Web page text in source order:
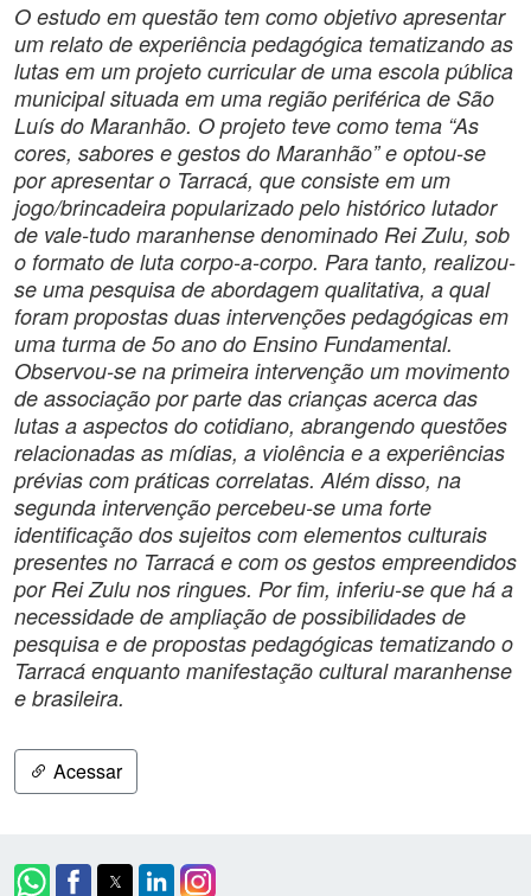
O estudo em questão tem como objetivo apresentar
um relato de experiência pedagógica tematizando as
lutas em um projeto curricular de uma escola pública
municipal situada em uma região periférica de São
Luís do Maranhão. O projeto teve como tema “As
cores, sabores e gestos do Maranhão” e optou-se
por apresentar o Tarracá, que consiste em um
jogo/brincadeira popularizado pelo histórico lutador
de vale-tudo maranhense denominado Rei Zulu, sob
o formato de luta corpo-a-corpo. Para tanto, realizou-
se uma pesquisa de abordagem qualitativa, a qual
foram propostas duas intervenções pedagógicas em
uma turma de 5o ano do Ensino Fundamental.
Observou-se na primeira intervenção um movimento
de associação por parte das crianças acerca das
lutas a aspectos do cotidiano, abrangendo questões
relacionadas as mídias, a violência e a experiências
prévias com práticas correlatas. Além disso, na
segunda intervenção percebeu-se uma forte
identificação dos sujeitos com elementos culturais
presentes no Tarracá e com os gestos empreendidos
por Rei Zulu nos ringues. Por fim, inferiu-se que há a
necessidade de ampliação de possibilidades de
pesquisa e de propostas pedagógicas tematizando o
Tarracá enquanto manifestação cultural maranhense
e brasileira.
Acessar